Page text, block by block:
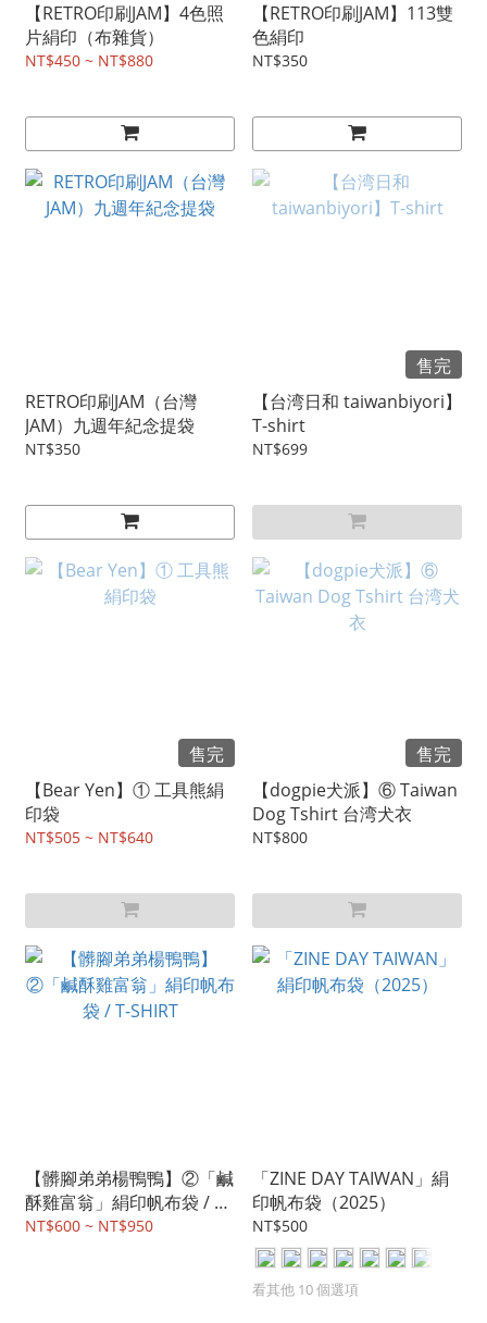
【RETRO印刷JAM】4色照
片絹印（布雜貨）
NT$450 ~ NT$880
【RETRO印刷JAM】113雙
色絹印
NT$350
RETRO印刷JAM（台灣
JAM）九週年紀念提袋
NT$350
售完
【台湾日和 taiwanbiyori】
T-shirt
NT$699
售完
【Bear Yen】① 工具熊絹
印袋
NT$505 ~ NT$640
售完
【dogpie犬派】⑥ Taiwan
Dog Tshirt 台湾犬衣
NT$800
【髒腳弟弟楊鴨鴨】②「鹹
酥雞富翁」絹印帆布袋 / T-
SHIRT
NT$600 ~ NT$950
「ZINE DAY TAIWAN」絹
印帆布袋（2025）
NT$500
看其他 10 個選項